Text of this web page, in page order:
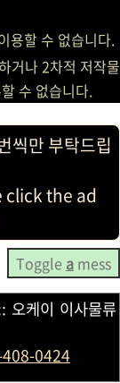
용할 수 없습니다.
거나 2차적 저작물
수 없습니다.
씩만 부탁드립
click the ad
Toggle a mess
오케이 이사물류
0424